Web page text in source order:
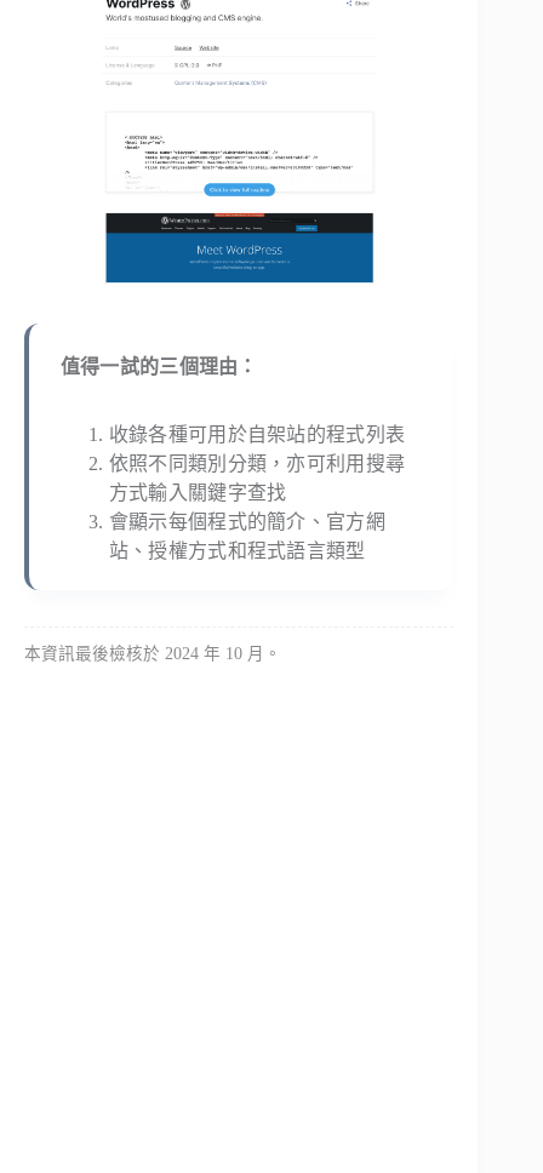
值得一試的三個理由：
收錄各種可用於自架站的程式列表
依照不同類別分類，亦可利用搜尋
方式輸入關鍵字查找
會顯示每個程式的簡介、官方網
站、授權方式和程式語言類型
本資訊最後檢核於 2024 年 10 月。